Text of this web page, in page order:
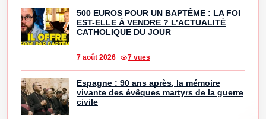
500 EUROS POUR UN BAPTÊME : LA FOI
EST-ELLE À VENDRE ? L’ACTUALITÉ
CATHOLIQUE DU JOUR
7 août 2026 7 vues
Espagne : 90 ans après, la mémoire
vivante des évêques martyrs de la guerre
civile